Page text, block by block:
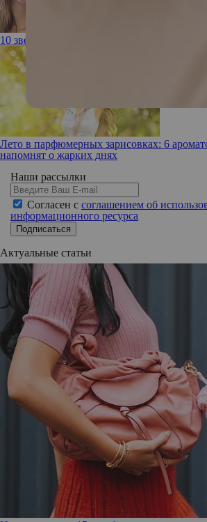
10 звезд, которые не заморачиваются с
Лето в парфюмерных зарисовках: 6
напомнят о жарких днях
Наши рассылки
Согласен с соглашением об
информационного ресурса
Подписаться
Актуальные статьи